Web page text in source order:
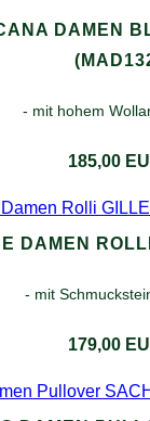
DAMEN
- mit hohem
185,00
DAMEN
- mit
179,00